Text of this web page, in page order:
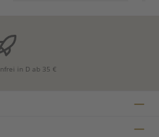
in D ab 35 €